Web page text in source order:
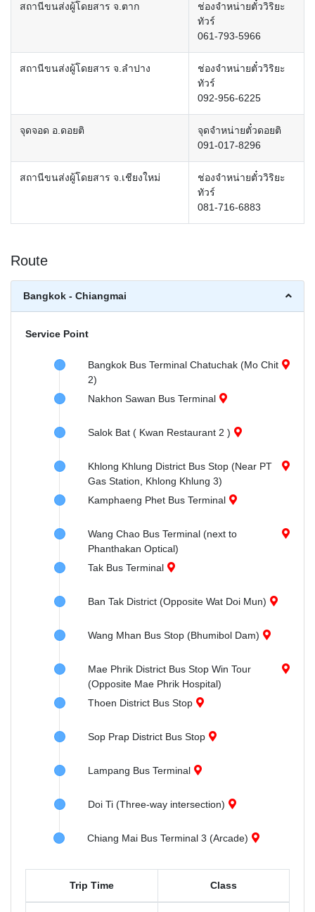
สถานีขนส่งผู้โดยสาร จ.ตาก
ช่องจำหน่ายตั๋ววิริยะ
ทัวร์
061-793-5966
สถานีขนส่งผู้โดยสาร จ.ลำปาง
ช่องจำหน่ายตั๋ววิริยะ
ทัวร์
092-956-6225
จุดจอด อ.ดอยติ
จุดจำหน่ายตั๋วดอยติ
091-017-8296
สถานีขนส่งผู้โดยสาร จ.เชียงใหม่
ช่องจำหน่ายตั๋ววิริยะ
ทัวร์
081-716-6883
Route
Bangkok - Chiangmai
Service Point
Bangkok Bus Terminal Chatuchak (Mo Chit
2)
Nakhon Sawan Bus Terminal
Salok Bat ( Kwan Restaurant 2 )
Khlong Khlung District Bus Stop (Near PT
Gas Station, Khlong Khlung 3)
Kamphaeng Phet Bus Terminal
Wang Chao Bus Terminal (next to
Phanthakan Optical)
Tak Bus Terminal
Ban Tak District (Opposite Wat Doi Mun)
Wang Mhan Bus Stop (Bhumibol Dam)
Mae Phrik District Bus Stop Win Tour
(Opposite Mae Phrik Hospital)
Thoen District Bus Stop
Sop Prap District Bus Stop
Lampang Bus Terminal
Doi Ti (Three-way intersection)
Chiang Mai Bus Terminal 3 (Arcade)
Trip Time Class